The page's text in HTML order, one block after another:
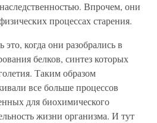
Впрочем, они
процессах старения.
когда они разобрались в
белков, синтез которых
Таким образом
все больше процессов
для биохимического
жизни организма. И тут